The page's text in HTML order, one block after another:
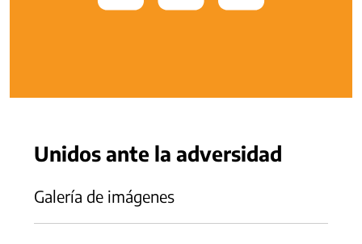
Unidos ante la adversidad
Galería de imágenes